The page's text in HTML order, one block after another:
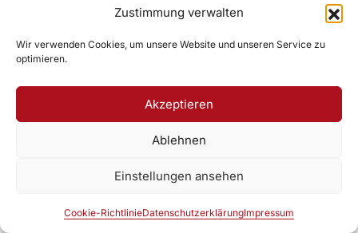
Zustimmung verwalten
Wir verwenden Cookies, um unsere Website und unseren Service zu
optimieren.
Akzeptieren
Ablehnen
Einstellungen ansehen
Cookie-RichtlinieDatenschutzerklärungImpressum
Unser YouTube-Kanal
Zur DAV Webseite